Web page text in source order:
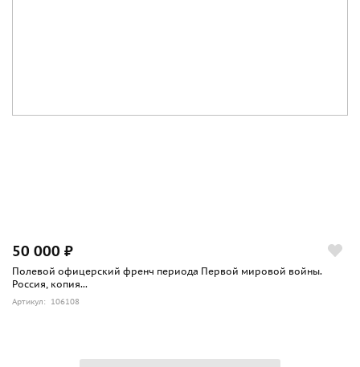
50 000 ₽
Полевой офицерский френч периода Первой мировой войны.
Россия, копия...
Артикул: 106108